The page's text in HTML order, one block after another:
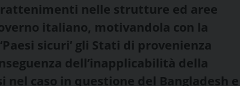
nelle strutture ed aree
italiano, motivandola con la
sicuri’ gli Stati di provenienza
dell’inapplicabilità della
caso in questione del Bangladesh e